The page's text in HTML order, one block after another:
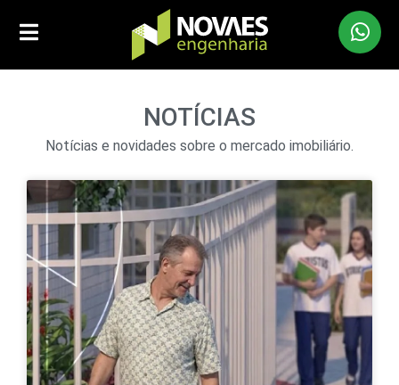
NOTÍCIAS
Notícias e novidades sobre o mercado imobiliário.